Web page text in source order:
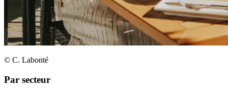
© C. Labonté
Par secteur